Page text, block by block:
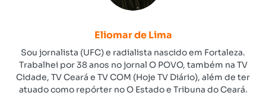
Eliomar de Lima
Sou jornalista (UFC) e radialista nascido em Fortaleza.
Trabalhei por 38 anos no jornal O POVO, também na TV
Cidade, TV Ceará e TV COM (Hoje TV Diário), além de ter
atuado como repórter no O Estado e Tribuna do Ceará.